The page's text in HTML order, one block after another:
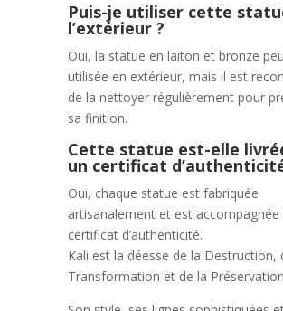
Puis-je utiliser cette
l’extérieur ?
Oui, la statue en laiton et bronze
utilisée en extérieur, mais il est
de la nettoyer régulièrement pour
sa finition.
Cette statue est-elle
un certificat
Oui, chaque statue est fabriquée
artisanalement et est accompagnée
certificat d’authenticité.
Kali est la déesse de la Destruction,
Transformation et de la